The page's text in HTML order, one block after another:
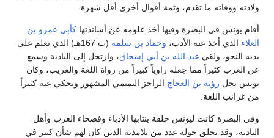
ولادته ووفاته ما تقدم، وثمة أقوال أخرى أقل شهرة.
أقام يونس في البصرة وفيها أخذ علومه عن أساتذتها كأبي عمرو بن
العلاء الذي أخذ عنه الأدب، وحماد بن سلمة
(ت 167هـ) الذي تعلم على
يديه النحو، ولقي عبد الله بن أبي إسحاق، وارتحل إلى البادية وسمع
عن العرب كثيراً مما جعله راوياً كبيراً من رواة اللغة والغريب، وكان
يونس يجل رؤبة بن العجاج الراجز التميمي المشهور ويحكي عنه كثيراً
من غرائب اللغة.
وفي البصرة كانت ليونس حلقة ينتابها الأدباء وفصحاء العرب وأهل
البادية، وقد تحلق حوله عدد من تلامذته الذين كان لهم شأن كبير في